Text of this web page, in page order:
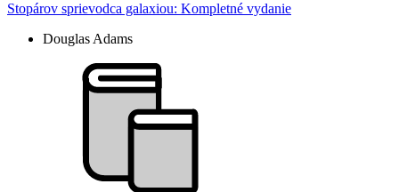
Stopárov sprievodca galaxiou: Kompletné vydanie
Douglas Adams